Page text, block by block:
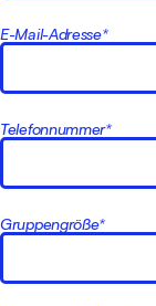
E-Mail-Adresse*
Telefonnummer*
Gruppengröße*